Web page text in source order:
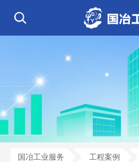
公司简介
核心业务
净化工程
设备安装
中央空调
自动化工程
芯片 • 半导体
航天 • 低空
新能源 • 储能
新材料 • 特种金属
量子 • 脑机
新闻中心
工程技巧
安装教程
国冶工业服务 工程案例